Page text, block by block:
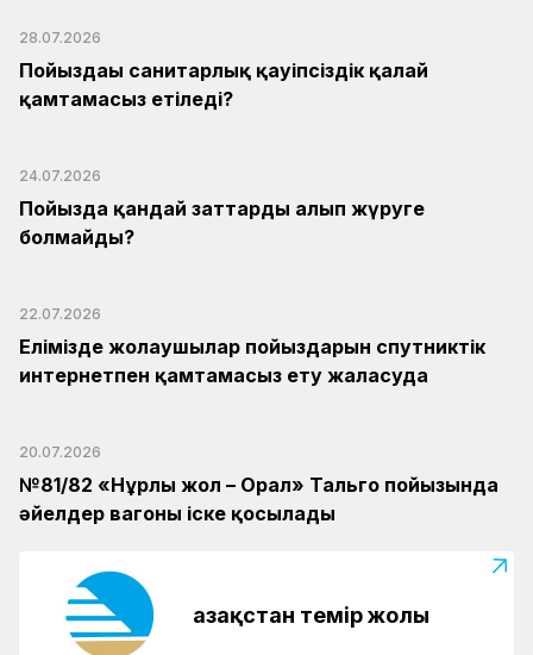
28.07.2026
Пойыздағы санитарлық қауіпсіздік қалай
қамтамасыз етіледі?
24.07.2026
Пойызда қандай заттарды алып жүруге
болмайды?
22.07.2026
Елімізде жолаушылар пойыздарын спутниктік
интернетпен қамтамасыз ету жалғасуда
20.07.2026
№81/82 «Нұрлы жол – Орал» Тальго пойызында
әйелдер вагоны іске қосылады
Қазақстан темір жолы